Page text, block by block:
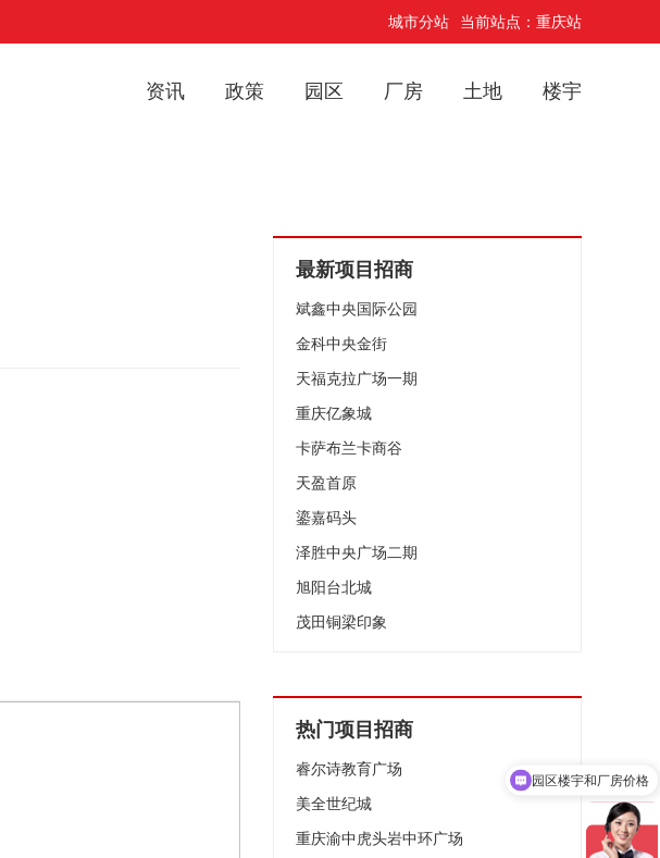
城市分站 当前站点：重庆站
资讯 政策 园区 厂房 土地 楼宇
最新项目招商
斌鑫中央国际公园
金科中央金街
天福克拉广场一期
重庆亿象城
卡萨布兰卡商谷
天盈首原
鎏嘉码头
泽胜中央广场二期
旭阳台北城
茂田铜梁印象
热门项目招商
睿尔诗教育广场
美全世纪城
重庆渝中虎头岩中环广场
园区楼宇和厂房价格